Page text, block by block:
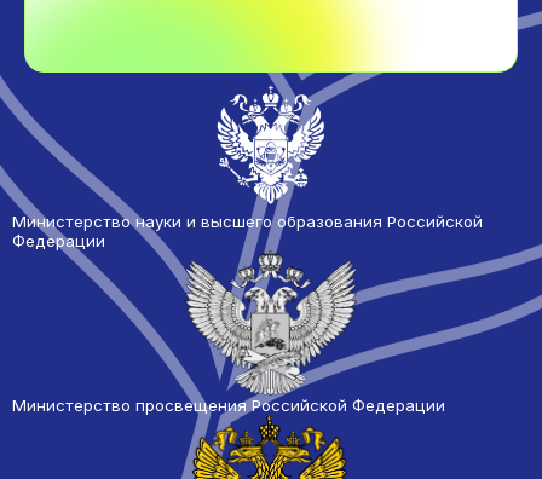
Министерство науки и высшего образования Российской
Федерации
Министерство просвещения Российской Федерации